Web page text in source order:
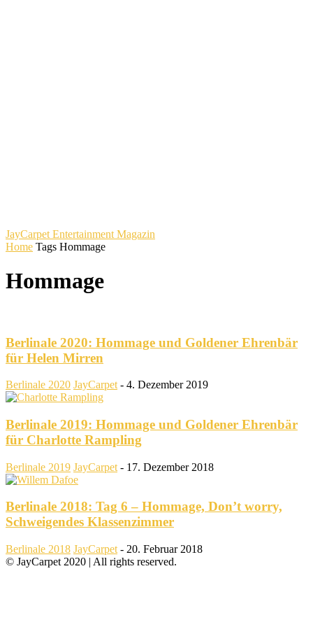
JayCarpet Entertainment Magazin
Home Tags Hommage
Hommage
Berlinale 2020: Hommage und Goldener Ehrenbär
für Helen Mirren
Berlinale 2020 JayCarpet - 4. Dezember 2019
Berlinale 2019: Hommage und Goldener Ehrenbär
für Charlotte Rampling
Berlinale 2019 JayCarpet - 17. Dezember 2018
Berlinale 2018: Tag 6 – Hommage, Don’t worry,
Schweigendes Klassenzimmer
Berlinale 2018 JayCarpet - 20. Februar 2018
© JayCarpet 2020 | All rights reserved.